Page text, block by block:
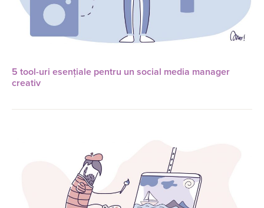
5 tool-uri esențiale pentru un social media manager
creativ